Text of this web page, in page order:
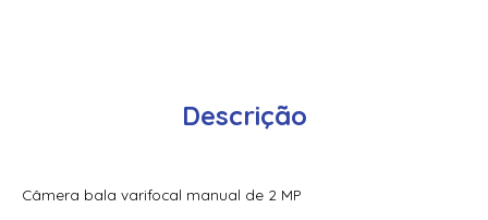
polegadas, 2 MP, 36XHikvision Ds-2Df8236Ix-Ael(0-Std)(B)
Descrição
Câmera bala varifocal manual de 2 MP